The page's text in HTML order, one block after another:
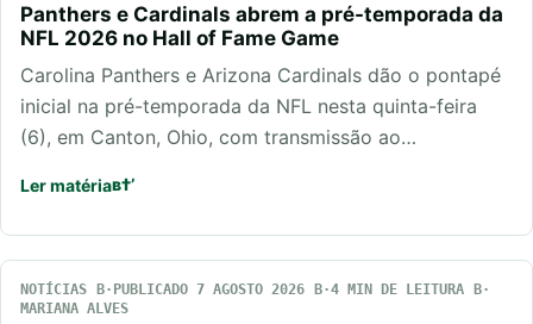
Panthers e Cardinals abrem a pré-temporada da
NFL 2026 no Hall of Fame Game
Carolina Panthers e Arizona Cardinals dão o pontapé
inicial na pré-temporada da NFL nesta quinta-feira
(6), em Canton, Ohio, com transmissão ao…
Ler matéria
NOTÍCIAS PUBLICADO 7 AGOSTO 2026
4 MIN DE LEITURA
MARIANA ALVES